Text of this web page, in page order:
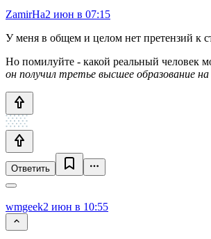
ZamirHa2 июн в 07:15
У меня в общем и целом нет претензий к
Но помилуйте - какой реальный человек
он получил третье высшее образование
Ответить
wmgeek2 июн в 10:55